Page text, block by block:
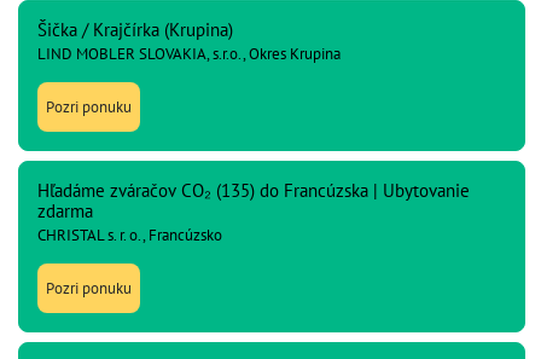
Šička / Krajčírka (Krupina)
LIND MOBLER SLOVAKIA, s.r.o., Okres Krupina
Pozri ponuku
Hľadáme zváračov CO₂ (135) do Francúzska | Ubytovanie
zdarma
CHRISTAL s. r. o., Francúzsko
Pozri ponuku